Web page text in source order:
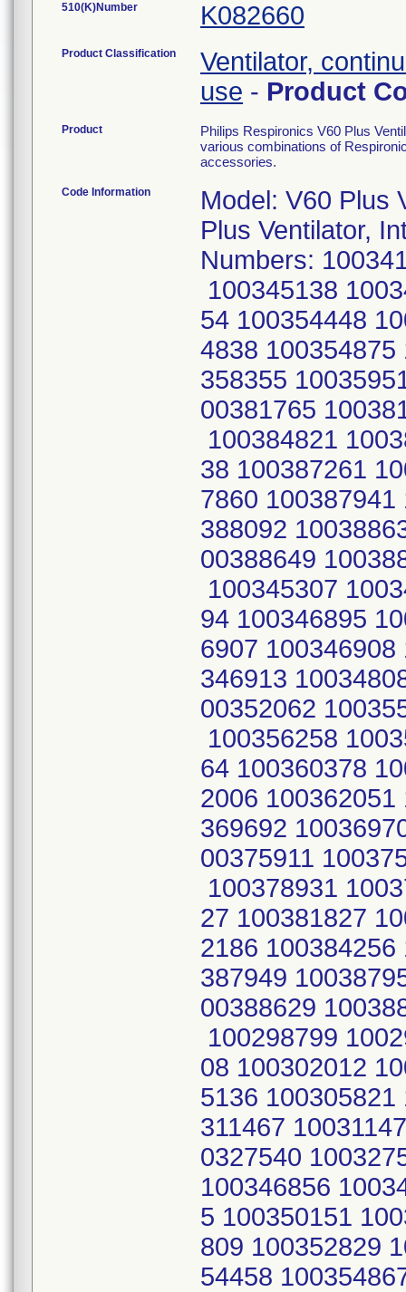
510(K)Number K082660
Product Classification
Ventilator,
use - Product
Product
Philips Respironics V60 Plus
various combinations of
accessories.
Code Information Model: V60 Plus Ventilator, Part Number 1137276 V60 Plus Ventilator, International Serial Numbers: 100341890 100341897 100343602 100343674 100345138 100345145 100345148 100352752 100352754 100354448 100354454 100354464 100354470 100354838 100354875 100357792 100358141 100358158 100358355 100359515 100381237 100381430 100381436 100381765 100381835 100381850 100384222 100384818 100384821 100384875 100384878 100384903 100387138 100387261 100387407 100387412 100387557 100387860 100387941 100387953 100388063 100388068 100388092 100388630 100388634 100388640 100388641 100388649 100388676 201040204 201040216 100345306 100345307 100346866 100346876 100346889 100346894 100346895 100346896 100346898 100346901 100346907 100346908 100346909 100346910 100346911 100346913 100348081 100348085 100348140 100348146 100352062 100355386 100355900 100355923 100356012 100356258 100356302 100356303 100360343 100360364 100360378 100361206 100361563 100361576 100362006 100362051 100364563 100369571 100369619 100369692 100369705 100369912 100375136 100375594 100375911 100375912 100378897 100378926 100378928 100378931 100378932 100378934 100378937 100381427 100381827 100381847 100381861 100381931 100382186 100384256 100387524 100387547 100387873 100387949 100387951 100387955 100388064 100388108 100388629 100388661 100388668 100297858 100298767 100298799 100298928 100298929 100300520 100302008 100302012 100304689 100304697 100304701 100305136 100305821 100306638 100309643 100310997 100311467 100311473 100311480 100314877 100320637 100327540 100327543 100327548 100336899 100337246 100346856 100346858 100348113 100348114 100348445 100350151 100350153 100352753 100352806 100352809 100352829 100354067 100354070 100354076 100354458 100354867 100355162 100355880 100355911 100355917 100355920 100356279 100358146 100359620 100359623 100360200 100361432 100361971 100362036 100362065 100362515 100362567 100362728 100363719 100363755 100363759 100363798 100364540 100365111 100365141 100365653 100367161 100368606 100371204 100371644 100376389 100378064 100378069 100378077 100378215 100378278 100378301 100378302 100378305 100378538 100378665 100378679 100378680 100378681 100378686 100378993 100379006 100380659 100380822 100380929 100380930 100380964 100380995 100381265 100381726 100381768 100381822 100381823 100381826 100381829 100381830 100381832 100381840 100381841 100381843 100381844 100381845 100381848 100381856 100381901 100381906 100381908 100381911 100381912 100381923 100381924 100381928 100381930 100382181 100382190 100384081 100385057 100385165 100385304 100385305 100388680 201040139 201040199 201040202 201040206 201040208 201040210 201040213 201040214 201040311 201040314 201040327 100342965 100343117 100345137 100345591 100345624 100346213 100346218 100346249 100346261 201038743 100381339 100381905 100383913 100384289 100384873 100385163 100390089 100297860 100357138 100298655 100298659 100321724 100321729 100321905 100322861 100322870 100322890 100322896 100322897 100322901 100322902 100353273 100355396 100355670 100355878 100355890 100355895 100355926 100357131 100357731 100357749 100357770